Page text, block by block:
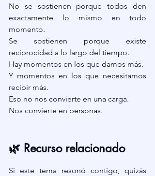
No se sostienen porque todos den
exactamente lo mismo en todo
momento.
Se sostienen porque existe
reciprocidad a lo largo del tiempo.
Hay momentos en los que damos más.
Y momentos en los que necesitamos
recibir más.
Eso no nos convierte en una carga.
Nos convierte en personas.
🌿 Recurso relacionado
Si este tema resonó contigo, quizás